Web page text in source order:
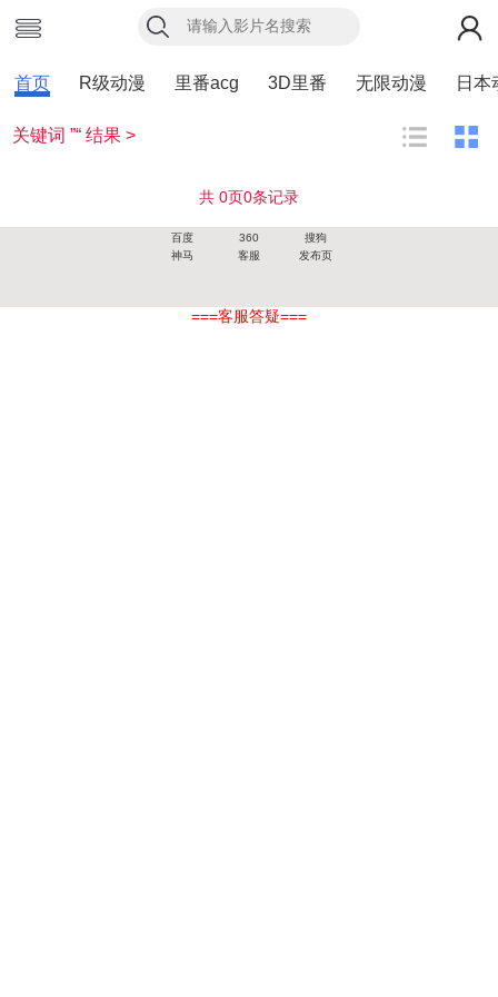
首页 R级动漫 里番acg 3D里番 无限动漫 日本
关键词 ”“ 结果 >
共 0页0条记录
百度 360
搜狗
神马
客服 发布页
===客服答疑===